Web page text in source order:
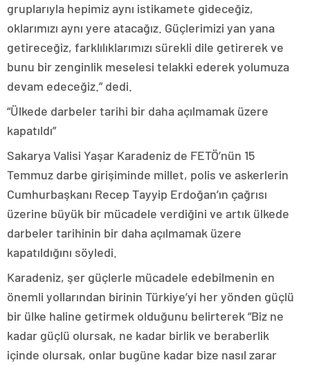
gruplarıyla hepimiz aynı istikamete gideceğiz,
oklarımızı aynı yere atacağız. Güçlerimizi yan yana
getireceğiz, farklılıklarımızı sürekli dile getirerek ve
bunu bir zenginlik meselesi telakki ederek yolumuza
devam edeceğiz.” dedi.
“Ülkede darbeler tarihi bir daha açılmamak üzere
kapatıldı”
Sakarya Valisi Yaşar Karadeniz de FETÖ’nün 15
Temmuz darbe girişiminde millet, polis ve askerlerin
Cumhurbaşkanı Recep Tayyip Erdoğan’ın çağrısı
üzerine büyük bir mücadele verdiğini ve artık ülkede
darbeler tarihinin bir daha açılmamak üzere
kapatıldığını söyledi.
Karadeniz, şer güçlerle mücadele edebilmenin en
önemli yollarından birinin Türkiye’yi her yönden güçlü
bir ülke haline getirmek olduğunu belirterek “Biz ne
kadar güçlü olursak, ne kadar birlik ve beraberlik
içinde olursak, onlar bugüne kadar bize nasıl zarar